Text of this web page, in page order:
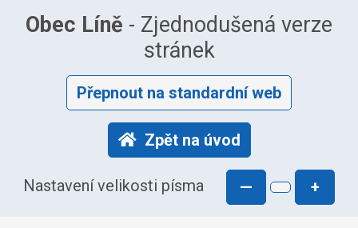
Obec Líně - Zjednodušená verze
stránek
Přepnout na standardní web
Zpět na úvod
Nastavení velikosti písma — +